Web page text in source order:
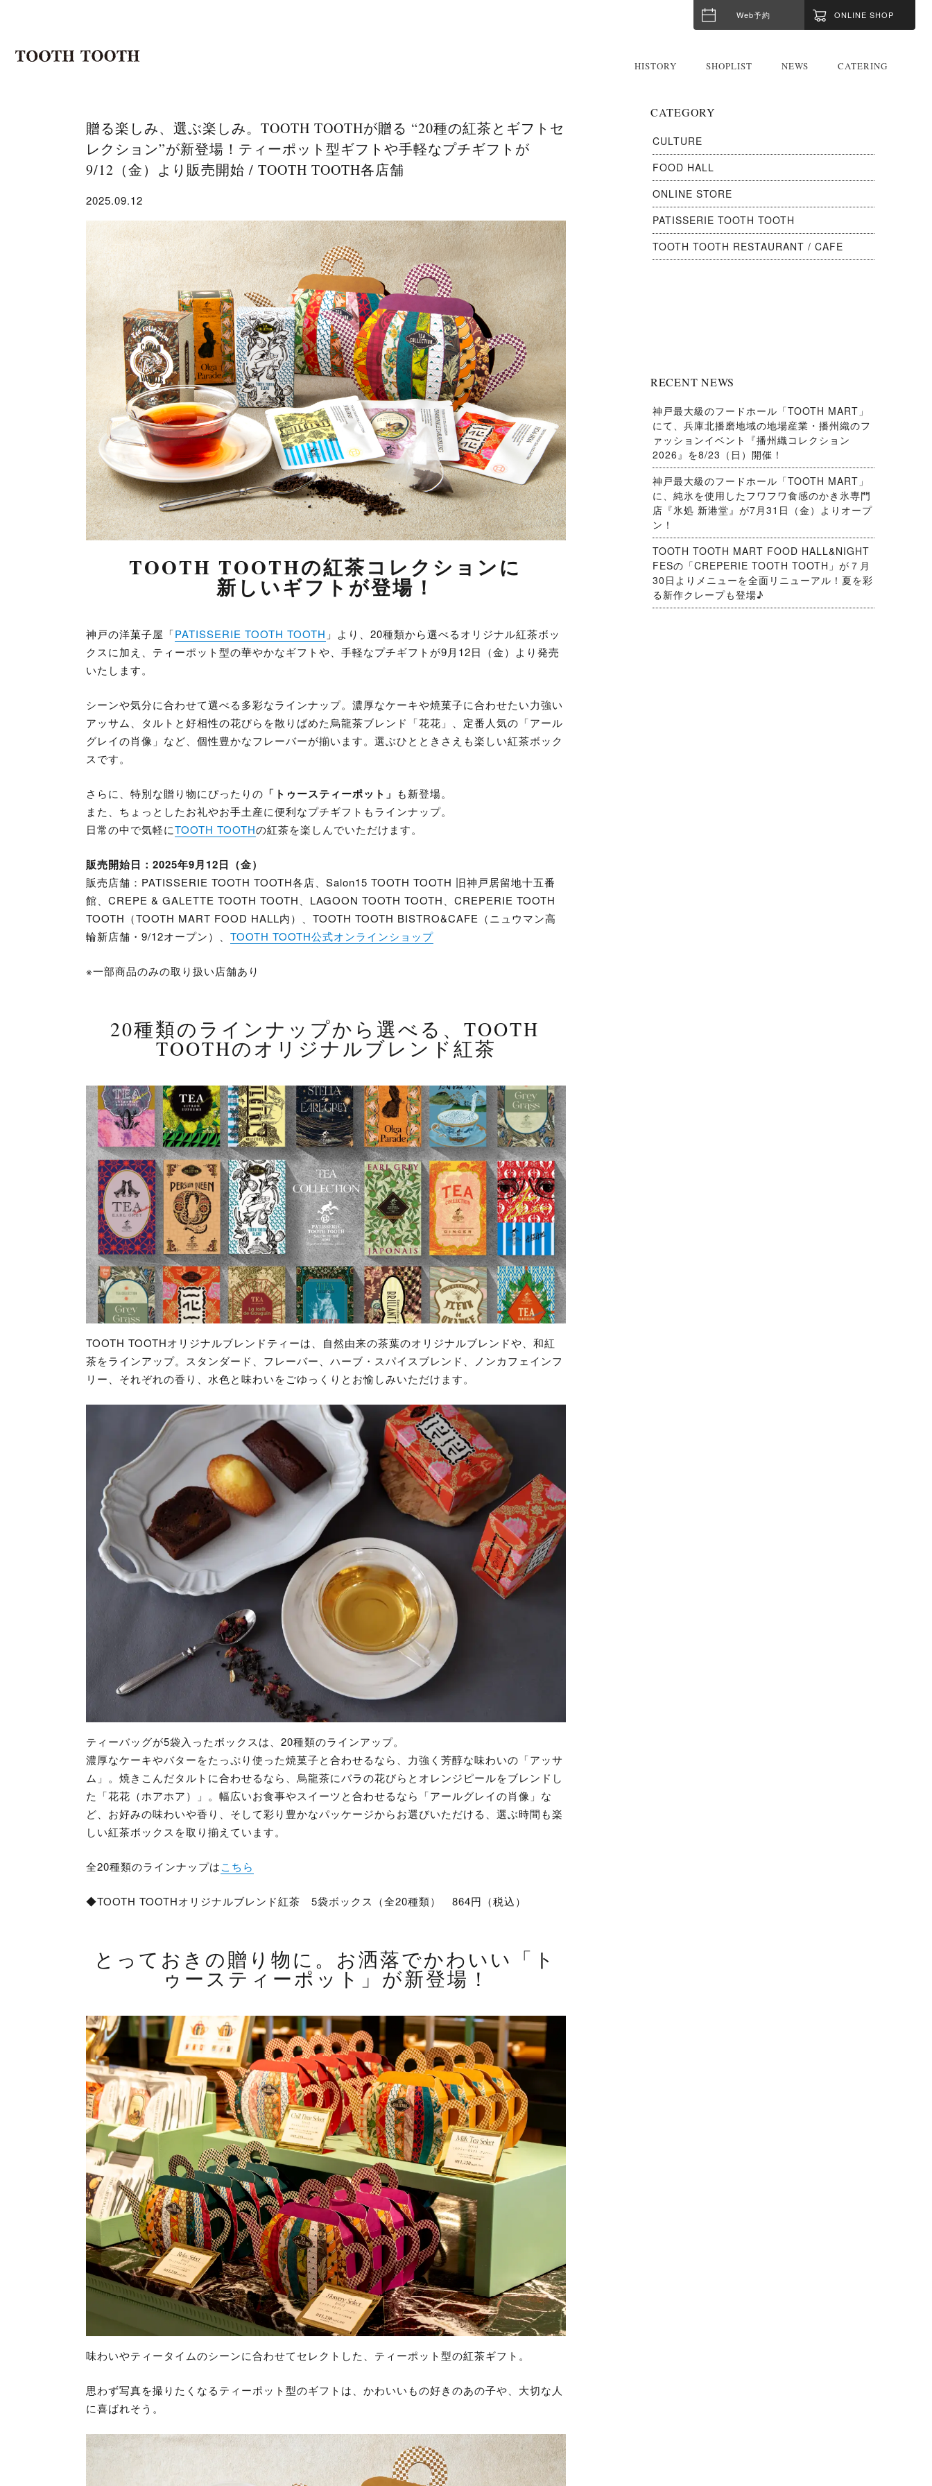
ONLINE SHOP
Web予約
HISTORY SHOPLIST NEWS CATERING
贈る楽しみ、選ぶ楽しみ。TOOTH TOOTHが贈る “20種の紅茶とギフトセ
レクション”が新登場！ティーポット型ギフトや手軽なプチギフトが
9/12（金）より販売開始 / TOOTH TOOTH各店舗
2025.09.12
TOOTH TOOTHの紅茶コレクションに
新しいギフトが登場！
神戸の洋菓子屋「PATISSERIE TOOTH TOOTH 」より、20種類から選べるオリジナル紅茶ボッ
クスに加え、ティーポット型の華やかなギフトや、手軽なプチギフトが9月12日（金）より発売
いたします。
シーンや気分に合わせて選べる多彩なラインナップ。濃厚なケーキや焼菓子に合わせたい力強い
アッサム、タルトと好相性の花びらを散りばめた烏龍茶ブレンド「花花」、定番人気の「アール
グレイの肖像」など、個性豊かなフレーバーが揃います。選ぶひとときさえも楽しい紅茶ボック
スです。
さらに、特別な贈り物にぴったりの 「トゥースティーポット」 も新登場。
また、ちょっとしたお礼やお手土産に便利なプチギフトもラインナップ。
日常の中で気軽にTOOTH TOOTHの紅茶を楽しんでいただけます。
販売開始日：2025年9月12日（金）
販売店舗：PATISSERIE TOOTH TOOTH各店、Salon15 TOOTH TOOTH 旧神戸居留地十五番
館、CREPE & GALETTE TOOTH TOOTH、LAGOON TOOTH TOOTH、CREPERIE TOOTH
TOOTH（TOOTH MART FOOD HALL内）、TOOTH TOOTH BISTRO&CAFE（ニュウマン高
輪新店舗・9/12オープン）、TOOTH TOOTH公式オンラインショップ
※一部商品のみの取り扱い店舗あり
20種類のラインナップから選べる、TOOTH
TOOTHのオリジナルブレンド紅茶
TOOTH TOOTHオリジナルブレンドティーは、自然由来の茶葉のオリジナルブレンドや、和紅
茶をラインアップ。スタンダード、フレーバー、ハーブ・スパイスブレンド、ノンカフェインフ
リー、それぞれの香り、水色と味わいをごゆっくりとお愉しみいただけます。
ティーバッグが5袋入ったボックスは、20種類のラインアップ。
濃厚なケーキやバターをたっぷり使った焼菓子と合わせるなら、力強く芳醇な味わいの「アッサ
ム」。焼きこんだタルトに合わせるなら、烏龍茶にバラの花びらとオレンジピールをブレンドし
た「花花（ホアホア）」。幅広いお食事やスイーツと合わせるなら「アールグレイの肖像」な
ど、お好みの味わいや香り、そして彩り豊かなパッケージからお選びいただける、選ぶ時間も楽
しい紅茶ボックスを取り揃えています。
全20種類のラインナップはこちら
◆TOOTH TOOTHオリジナルブレンド紅茶 5袋ボックス（全20種類） 864円（税込）
とっておきの贈り物に。お洒落でかわいい「ト
ゥースティーポット」が新登場！
味わいやティータイムのシーンに合わせてセレクトした、ティーポット型の紅茶ギフト。
思わず写真を撮りたくなるティーポット型のギフトは、かわいいもの好きのあの子や、大切な人
に喜ばれそう。
CATEGORY
CULTURE
FOOD HALL
ONLINE STORE
PATISSERIE TOOTH TOOTH
TOOTH TOOTH RESTAURANT / CAFE
RECENT NEWS
神戸最大級のフードホール「TOOTH MART」
にて、兵庫北播磨地域の地場産業・播州織のフ
ァッションイベント『播州織コレクション
2026』を8/23（日）開催！
神戸最大級のフードホール「TOOTH MART」
に、純氷を使用したフワフワ食感のかき氷専門
店『氷処 新港堂』が7月31日（金）よりオープ
ン！
TOOTH TOOTH MART FOOD HALL&NIGHT
FESの「CREPERIE TOOTH TOOTH」が７月
30日よりメニューを全面リニューアル！夏を彩
る新作クレープも登場♪